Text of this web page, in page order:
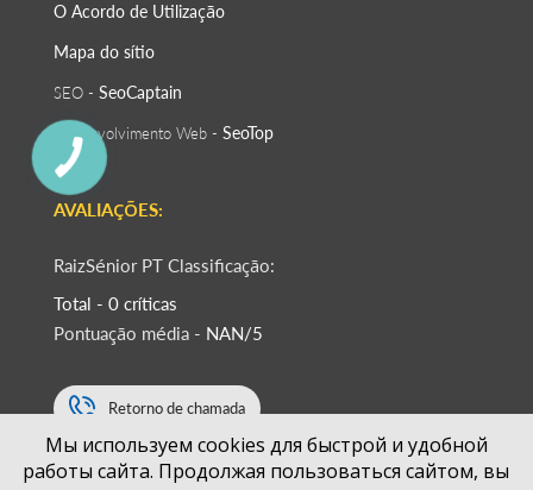
O Acordo de Utilização
Mapa do sítio
SEO - SeoСaptain
Desenvolvimento Web - SeoTop
AVALIAÇÕES:
RaizSénior PT Classificação:
Total - 0 críticas
Pontuação média - NAN/5
Retorno de chamada
+351
Мы используем cookies для быстрой и удобной
работы сайта. Продолжая пользоваться сайтом, вы